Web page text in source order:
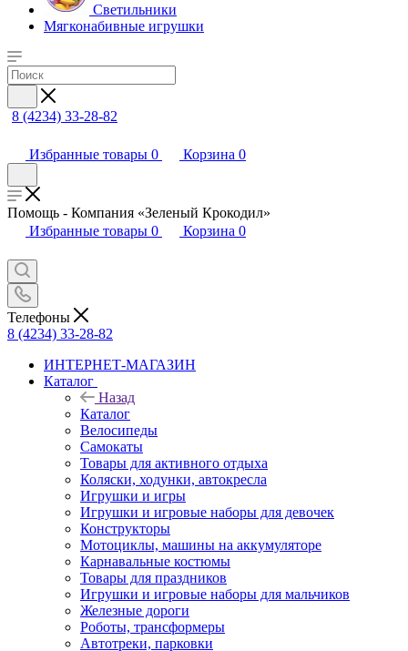
Светильники
Мягконабивные игрушки
8 (4234) 33-28-82
Избранные товары 0 Корзина 0
Помощь - Компания «Зеленый Крокодил»
Избранные товары 0 Корзина 0
Телефоны
8 (4234) 33-28-82
ИНТЕРНЕТ-МАГАЗИН
Каталог
Назад
Каталог
Велосипеды
Самокаты
Товары для активного отдыха
Коляски, ходунки, автокресла
Игрушки и игры
Игрушки и игровые наборы для девочек
Конструкторы
Мотоциклы, машины на аккумуляторе
Карнавальные костюмы
Товары для праздников
Игрушки и игровые наборы для мальчиков
Железные дороги
Роботы, трансформеры
Автотреки, парковки